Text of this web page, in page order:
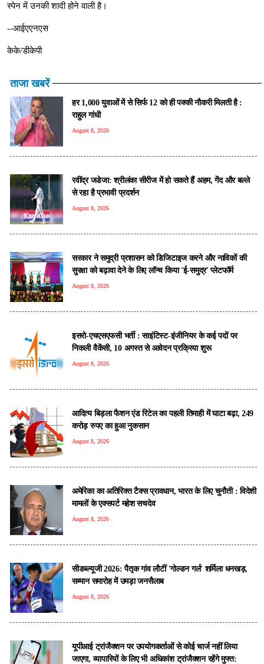
स्पेन में उनकी शादी होने वाली है।
--आईएएनएस
केके/डीकेपी
ताजा खबरें
हर 1,000 युवाओं में से सिर्फ 12 को ही पक्की नौकरी मिलती है :
राहुल गांधी
August 8, 2026
रवींद्र जडेजा: श्रीलंका सीरीज में हो सकते हैं अहम, गेंद और बल्ले
से रहा है प्रभावी प्रदर्शन
August 8, 2026
सरकार ने समुद्री प्रशासन को डिजिटाइज करने और नाविकों की
सुरक्षा को बढ़ावा देने के लिए लॉन्च किया 'ई-समुद्र' प्लेटफॉर्म
August 8, 2026
इसरो-एचएसएफसी भर्ती : साइंटिस्ट-इंजीनियर के कई पदों पर
निकली वैकेंसी, 10 अगस्त से आवेदन प्रक्रिया शुरू
August 8, 2026
आदित्य बिड़ला फैशन एंड रिटेल का पहली तिमाही में घाटा बढ़ा, 249
करोड़ रुपए का हुआ नुकसान
August 8, 2026
अमेरिका का अतिरिक्त टैक्स प्रावधान, भारत के लिए चुनौती : विदेशी
मामलों के एक्सपर्ट महेश सचदेव
August 8, 2026
सीडब्ल्यूजी 2026: पैतृक गांव लौटीं 'गोल्डन गर्ल' शर्मिला धनखड़,
सम्मान समारोह में उमड़ा जनसैलाब
August 8, 2026
यूपीआई ट्रांजैक्शन पर उपयोगकर्ताओं से कोई चार्ज नहीं लिया
जाएगा, व्यापारियों के लिए भी अधिकांश ट्रांजैक्शन रहेंगे मुफ्त: